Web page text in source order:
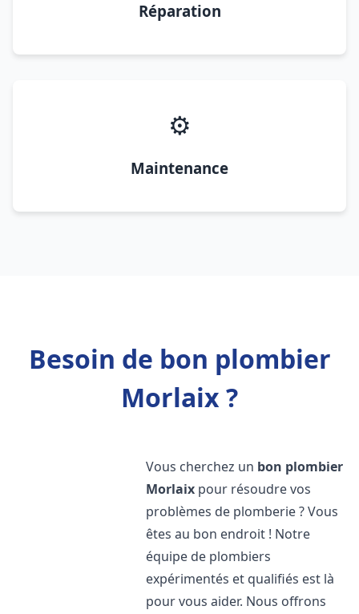
Réparation
⚙️
Maintenance
Besoin de bon plombier
Morlaix ?
Vous cherchez un bon plombier
Morlaix pour résoudre vos
problèmes de plomberie ? Vous
êtes au bon endroit ! Notre
équipe de plombiers
expérimentés et qualifiés est là
pour vous aider. Nous offrons